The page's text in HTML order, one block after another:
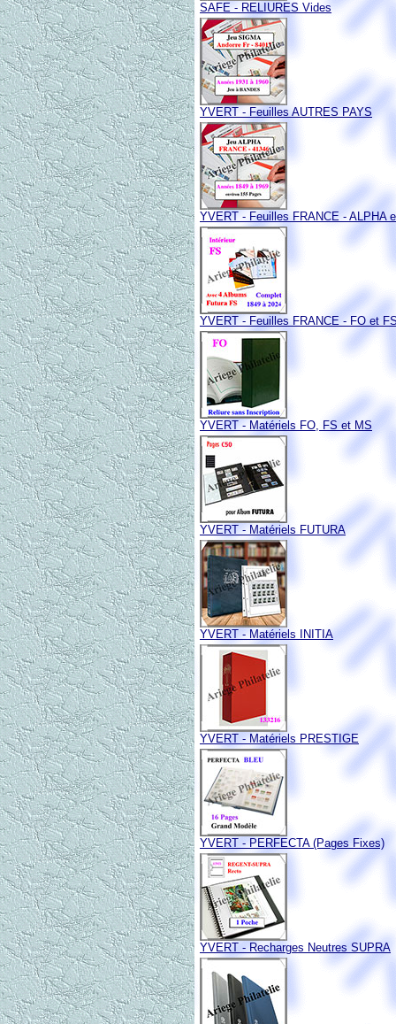
SAFE - RELIURES Vides
YVERT - Feuilles AUTRES PAYS
YVERT - Feuilles FRANCE - ALPHA
YVERT - Feuilles FRANCE - FO et
YVERT - Matériels FO, FS et MS
YVERT - Matériels FUTURA
YVERT - Matériels INITIA
YVERT - Matériels PRESTIGE
YVERT - PERFECTA (Pages Fixes)
YVERT - Recharges Neutres SUPRA